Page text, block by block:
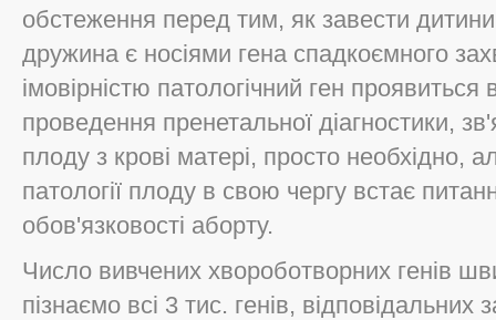
обстеження перед тим, як завести
дружина є носіями гена спадкоємного
імовірністю патологічний ген
проведення пренетальної діагностики,
плоду з крові матері, просто необхідно,
патології плоду в свою чергу встає
обов'язковості аборту.
Число вивчених хвороботворних генів
пізнаємо всі 3 тис. генів, відповідальних